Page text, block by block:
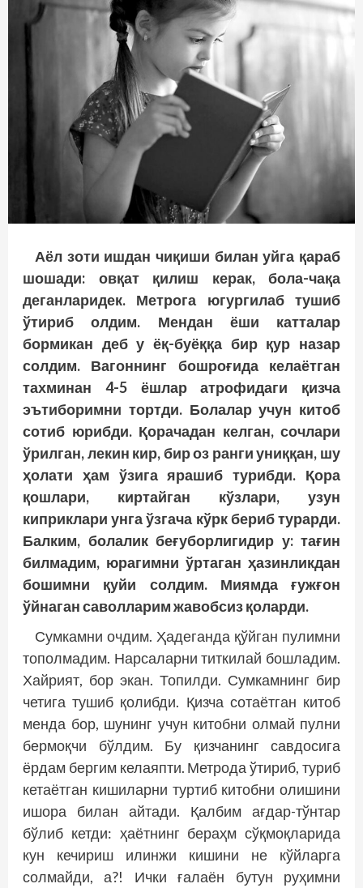
Аёл зоти ишдан чиқиши билан уйга қараб
шошади: овқат қилиш керак, бола-чақа
деганларидек. Метрога югургилаб тушиб
ўтириб олдим. Мендан ёши катталар
бормикан деб у ёқ-буёққа бир қур назар
солдим. Вагоннинг бошроғида келаётган
тахминан 4-5 ёшлар атрофидаги қизча
эътиборимни тортди. Болалар учун китоб
сотиб юрибди. Қорачадан келган, сочлари
ўрилган, лекин кир, бир оз ранги униққан, шу
ҳолати ҳам ўзига ярашиб турибди. Қора
қошлари, киртайган кўзлари, узун
киприклари унга ўзгача кўрк бериб турарди.
Балким, болалик беғуборлигидир у: тағин
билмадим, юрагимни ўртаган ҳазинликдан
бошимни қуйи солдим. Миямда ғужғон
ўйнаган саволларим жавобсиз қоларди.
Сумкамни очдим. Ҳадеганда қўйган пулимни
тополмадим. Нарсаларни титкилай бошладим.
Хайрият, бор экан. Топилди. Сумкамнинг бир
четига тушиб қолибди. Қизча сотаётган китоб
менда бор, шунинг учун китобни олмай пулни
бермоқчи бўлдим. Бу қизчанинг савдосига
ёрдам бергим келаяпти. Метрода ўтириб, туриб
кетаётган кишиларни туртиб китобни олишини
ишора билан айтади. Қалбим ағдар-тўнтар
бўлиб кетди: ҳаётнинг бераҳм сўқмоқларида
кун кечириш илинжи кишини не кўйларга
солмайди, а?! Ички ғалаён бутун руҳимни